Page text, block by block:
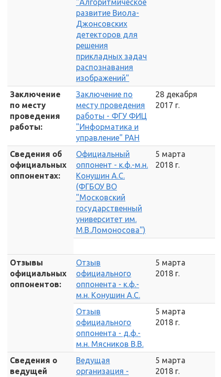
"Алгоритмическое
развитие Виола-
Джонсовских
детекторов для
решения
прикладных задач
распознавания
изображений"
Заключение
по месту
проведения
работы:
Заключение по
месту проведения
работы - ФГУ ФИЦ
"Информатика и
управление" РАН
28 декабря
2017 г.
Сведения об
официальных
оппонентах:
Официальный
оппонент - к.ф.-м.н.
Конушин А.С.
(ФГБОУ ВО
"Московский
государственный
университет им.
М.В.Ломоносова")
5 марта
2018 г.
Отзывы
официальных
оппонентов:
Отзыв
официального
оппонента - к.ф.-
м.н. Конушин А.С.
5 марта
2018 г.
Отзыв
официального
оппонента - д.ф.-
м.н. Мясников В.В.
5 марта
2018 г.
Сведения о
ведущей
Ведущая
организация -
5 марта
2018 г.